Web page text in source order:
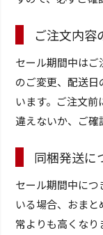
ご注文内容
セール期間中は
のご変更、配送
います。ご注文
違えないか、ご確
同梱発送に
セール期間中に
いる場合、おま
常よりも高くな